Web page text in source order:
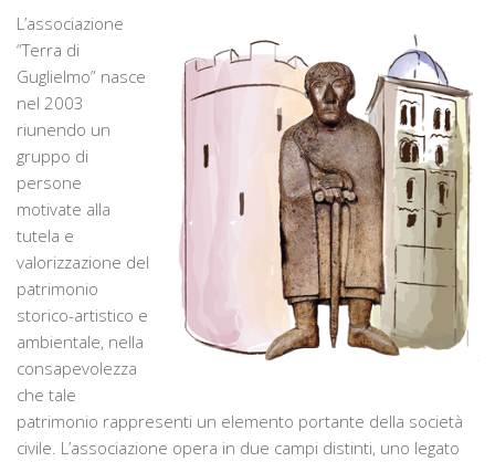
Direttivo
Statuto
Novità
Attività
Conferenze
Mostre
Viaggi culturali
Ambiente e territorio
Catalogo biblioteca
Libri antichi
Documenti storici e cartografie
L’associazione
“Terra di
Guglielmo” nasce
nel 2003
riunendo un
gruppo di
persone
motivate alla
tutela e
valorizzazione del
patrimonio
storico-artistico e
ambientale, nella
consapevolezza
che tale
patrimonio rappresenti un elemento portante della società
civile. L’associazione opera in due campi distinti, uno legato